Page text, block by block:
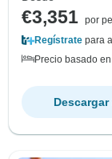
€3,351 por
Regístrate para
Precio basado